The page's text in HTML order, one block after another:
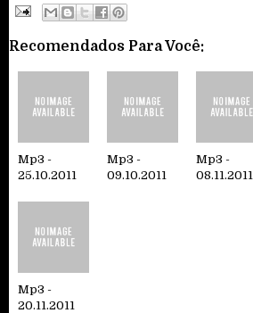
Recomendados Para Você:
Mp3 -
25.10.2011
Mp3 -
09.10.2011
Mp3 -
08.11.2011
Mp3 -
20.11.2011